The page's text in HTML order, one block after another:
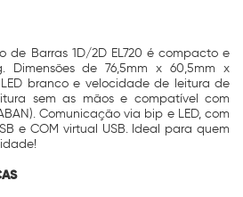
de Barras 1D/2D EL720 é compacto e
Dimensões de 76,5mm x 60,5mm x
LED branco e velocidade de leitura de
sem as mãos e compatível com
Comunicação via bip e LED, com
e COM virtual USB. Ideal para quem